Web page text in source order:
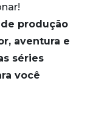
produção
aventura e
séries
você